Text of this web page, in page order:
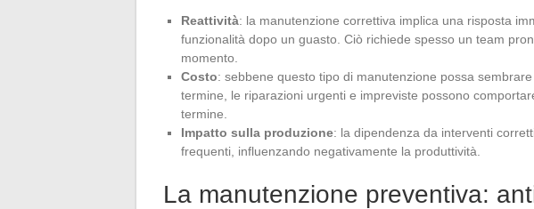
Reattività: la manutenzione correttiva implica una risposta
funzionalità dopo un guasto. Ciò richiede spesso un team
momento.
Costo: sebbene questo tipo di manutenzione possa
termine, le riparazioni urgenti e impreviste possono
termine.
Impatto sulla produzione: la dipendenza da interventi
frequenti, influenzando negativamente la produttività.
La manutenzione preventiva: